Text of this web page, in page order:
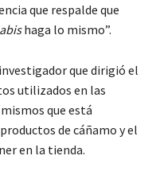
que respalde que
haga lo mismo”.
que dirigió el
utilizados en las
que está
de cáñamo y el
en la tienda.